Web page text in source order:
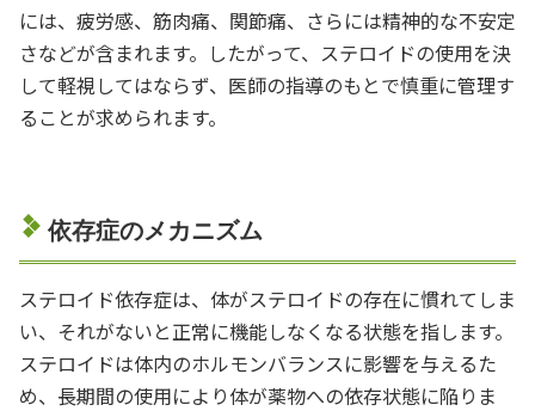
には、疲労感、筋肉痛、関節痛、さらには精神的な不安定
さなどが含まれます。したがって、ステロイドの使用を決
して軽視してはならず、医師の指導のもとで慎重に管理す
ることが求められます。
依存症のメカニズム
ステロイド依存症は、体がステロイドの存在に慣れてしま
い、それがないと正常に機能しなくなる状態を指します。
ステロイドは体内のホルモンバランスに影響を与えるた
め、長期間の使用により体が薬物への依存状態に陥りま